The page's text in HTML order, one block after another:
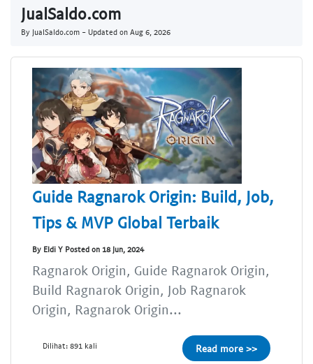
JualSaldo.com
By JualSaldo.com - Updated on Aug 6, 2026
Guide Ragnarok Origin: Build, Job,
Tips & MVP Global Terbaik
By Eldi Y Posted on 18 Jun, 2024
Ragnarok Origin, Guide Ragnarok Origin,
Build Ragnarok Origin, Job Ragnarok
Origin, Ragnarok Origin...
Dilihat: 891 kali Read more >>